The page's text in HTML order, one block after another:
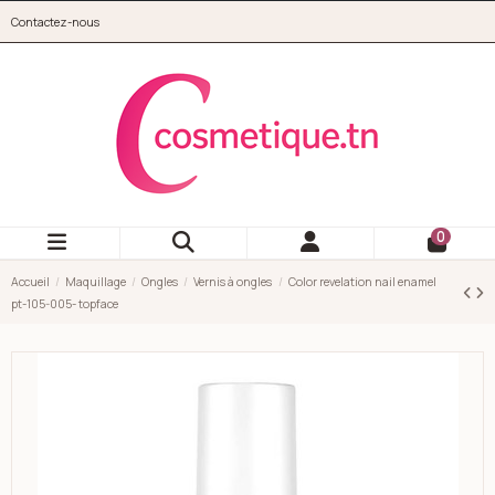
Contactez-nous
0
Accueil Maquillage Ongles Vernis à ongles
Color revelation nail enamel
pt-105-005- topface